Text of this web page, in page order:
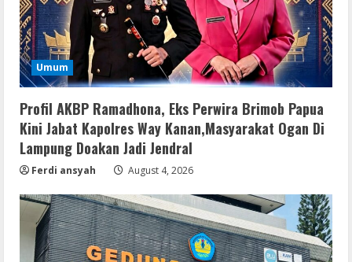
Umum
Profil AKBP Ramadhona, Eks Perwira Brimob Papua
Kini Jabat Kapolres Way Kanan,Masyarakat Ogan Di
Lampung Doakan Jadi Jendral
Ferdi ansyah August 4, 2026
2
FL Studio Portable + License Key
[Patch] (x86x64) Stable Unlimited
August 7, 2026